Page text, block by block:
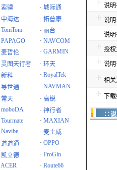
索骥 · 城际通
中海达 · 拓普康
TomTom · 丽台
PAPAGO · NAVCOM
麦哲伦 · GARMIN
灵图天行者 · 环天
新科 · RoyalTek
导世通 · NAVMAN
常天 · 高锐
moboDA · 神行者
Tourmate · MAXIAN
Navibe · 麦士威
道道通 · OPPO
凯立德 · ProGin
ACER · Route66
说明
说
说明
授
说
相
下
∷